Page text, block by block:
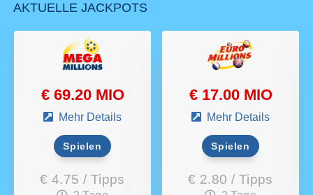
AKTUELLE JACKPOTS
€ 69.20 MIO
Mehr Details
Spielen
€ 4.75 / Tipps
€ 17.00 MIO
Mehr Details
Spielen
€ 2.80 / Tipps